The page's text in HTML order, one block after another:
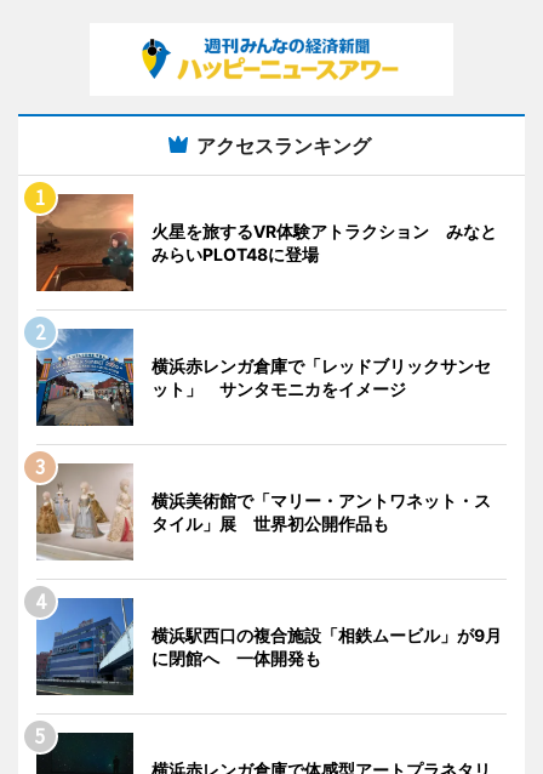
アクセスランキング
火星を旅するVR体験アトラクション みなと
みらいPLOT48に登場
横浜赤レンガ倉庫で「レッドブリックサンセ
ット」 サンタモニカをイメージ
横浜美術館で「マリー・アントワネット・ス
タイル」展 世界初公開作品も
横浜駅西口の複合施設「相鉄ムービル」が9月
に閉館へ 一体開発も
横浜赤レンガ倉庫で体感型アートプラネタリ